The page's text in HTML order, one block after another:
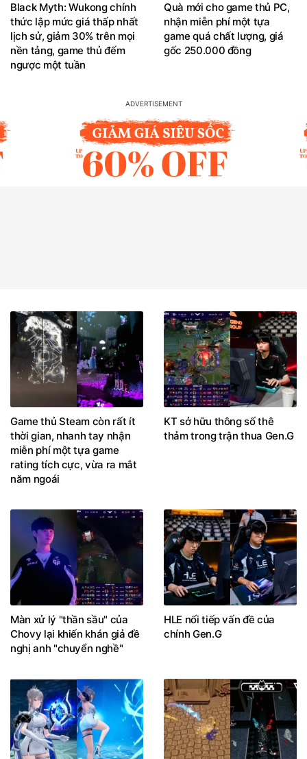
Black Myth: Wukong chính
thức lập mức giá thấp nhất
lịch sử, giảm 30% trên mọi
nền tảng, game thủ đếm
ngược một tuần
Quà mới cho game thủ PC,
nhận miễn phí một tựa
game quá chất lượng, giá
gốc 250.000 đồng
Game thủ Steam còn rất ít
thời gian, nhanh tay nhận
miễn phí một tựa game
rating tích cực, vừa ra mắt
năm ngoái
KT sở hữu thông số thê
thảm trong trận thua Gen.G
Màn xử lý "thần sầu" của
Chovy lại khiến khán giả đề
nghị anh "chuyển nghề"
HLE nối tiếp vấn đề của
chính Gen.G